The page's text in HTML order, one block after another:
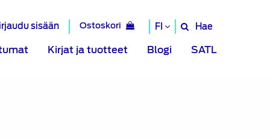
sisään Ostoskori FI
Hae
Hae
Kirjat ja tuotteet Blogi SATL